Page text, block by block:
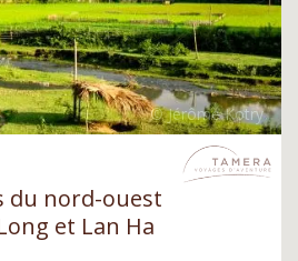
du nord-ouest
et Lan Ha